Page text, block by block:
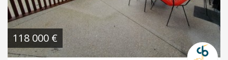
118 000 €